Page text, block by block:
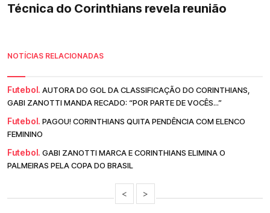
Técnica do Corinthians revela reunião
NOTÍCIAS RELACIONADAS
Futebol. AUTORA DO GOL DA CLASSIFICAÇÃO DO CORINTHIANS,
GABI ZANOTTI MANDA RECADO: “POR PARTE DE VOCÊS...”
Futebol. PAGOU! CORINTHIANS QUITA PENDÊNCIA COM ELENCO
FEMININO
Futebol. GABI ZANOTTI MARCA E CORINTHIANS ELIMINA O
PALMEIRAS PELA COPA DO BRASIL
< >